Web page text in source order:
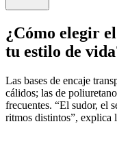
¿Cómo elegir
tu estilo de
Las bases de encaje
cálidos; las de
frecuentes. “El sudor, el
ritmos distintos”, explica